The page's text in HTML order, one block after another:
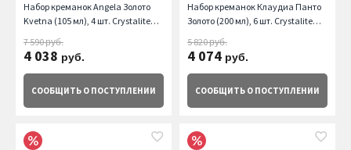
Набор креманок Angela Золото
Kvetna (105 мл), 4 шт. Crystalite
7 590руб.
4 038 руб.
СООБЩИТЬ О ПОСТУПЛЕНИИ
Набор креманок Клаудиа Панто
Золото (200 мл), 6 шт. Crystalite
5 820руб.
4 074 руб.
СООБЩИТЬ О ПОСТУПЛЕНИИ